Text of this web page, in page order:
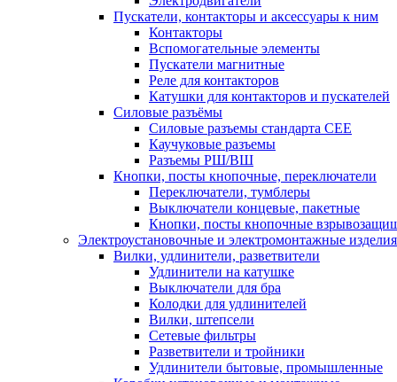
Пускатели, контакторы и аксессуары к ним
Контакторы
Вспомогательные элементы
Пускатели магнитные
Реле для контакторов
Катушки для контакторов и пускателей
Силовые разъёмы
Силовые разъемы стандарта СЕЕ
Каучуковые разъемы
Разъемы РШ/ВШ
Кнопки, посты кнопочные, переключатели
Переключатели, тумблеры
Выключатели концевые, пакетные
Кнопки, посты кнопочные
Электроустановочные и электромонтажные изделия
Вилки, удлинители, разветвители
Удлинители на катушке
Выключатели для бра
Колодки для удлинителей
Вилки, штепсели
Сетевые фильтры
Разветвители и тройники
Удлинители бытовые, промышленные